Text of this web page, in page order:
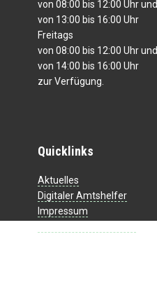
von 08:00 bis 12:00 Uhr und
von 13:00 bis 16:00 Uhr
Freitags
von 08:00 bis 12:00 Uhr und
von 14:00 bis 16:00 Uhr
zur Verfügung.
Quicklinks
Aktuelles
Digitaler Amtshelfer
Impressum